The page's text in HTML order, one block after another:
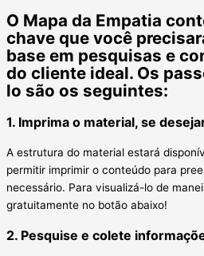
O Mapa da Empatia
chave que você
base em pesquisas e
do cliente ideal. Os
lo são os seguintes:
1. Imprima o material, se
A estrutura do material estará
permitir imprimir o conteúdo para
necessário. Para visualizá-lo de
gratuitamente no botão abaixo!
2. Pesquise e colete